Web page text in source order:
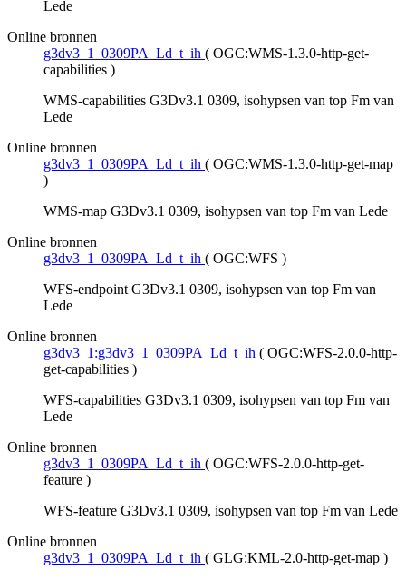
Lede
Online bronnen
g3dv3_1_0309PA_Ld_t_ih ( OGC:WMS-1.3.0-http-get-
capabilities )
WMS-capabilities G3Dv3.1 0309, isohypsen van top Fm van
Lede
Online bronnen
g3dv3_1_0309PA_Ld_t_ih ( OGC:WMS-1.3.0-http-get-map
)
WMS-map G3Dv3.1 0309, isohypsen van top Fm van Lede
Online bronnen
g3dv3_1_0309PA_Ld_t_ih ( OGC:WFS )
WFS-endpoint G3Dv3.1 0309, isohypsen van top Fm van
Lede
Online bronnen
g3dv3_1:g3dv3_1_0309PA_Ld_t_ih ( OGC:WFS-2.0.0-http-
get-capabilities )
WFS-capabilities G3Dv3.1 0309, isohypsen van top Fm van
Lede
Online bronnen
g3dv3_1_0309PA_Ld_t_ih ( OGC:WFS-2.0.0-http-get-
feature )
WFS-feature G3Dv3.1 0309, isohypsen van top Fm van Lede
Online bronnen
g3dv3_1_0309PA_Ld_t_ih ( GLG:KML-2.0-http-get-map )